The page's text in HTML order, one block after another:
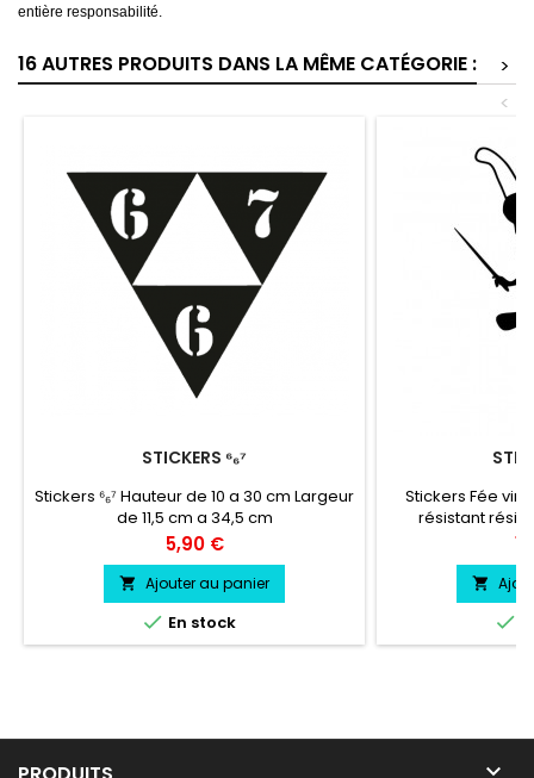
entière responsabilité.
16 AUTRES PRODUITS DANS LA MÊME CATÉGORIE :
>
<
STICKERS ⁶₆⁷
Stickers ⁶₆⁷ Hauteur de 10 a 30 cm Largeur
de 11,5 cm a 34,5 cm
Prix
5,90 €
 Ajouter au panier
 En stock
Stickers Fée
résistant
chaleur,
environs Largeur
Pose facile livré


